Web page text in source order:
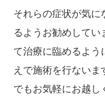
それらの症状が気に
るようお勧めしてい
て治療に臨めるよう
えで施術を行ない
でもお気軽にお越し